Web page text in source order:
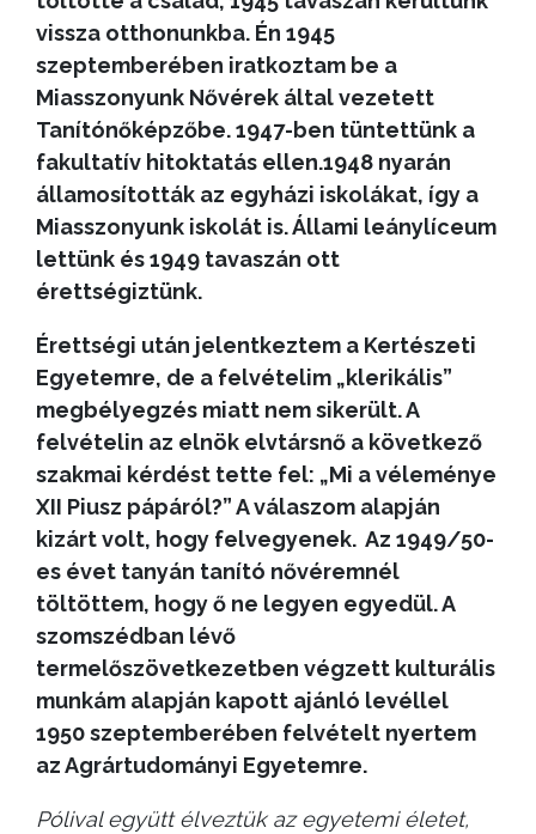
vissza otthonunkba. Én 1945
szeptemberében iratkoztam be a
Miasszonyunk Nővérek által vezetett
Tanítónőképzőbe. 1947-ben tüntettünk a
fakultatív hitoktatás ellen.1948 nyarán
államosították az egyházi iskolákat, így a
Miasszonyunk iskolát is. Állami leánylíceum
lettünk és 1949 tavaszán ott
érettségiztünk.
Érettségi után jelentkeztem a Kertészeti
Egyetemre, de a felvételim „klerikális”
megbélyegzés miatt nem sikerült. A
felvételin az elnök elvtársnő a következő
szakmai kérdést tette fel: „Mi a véleménye
XII Piusz pápáról?” A válaszom alapján
kizárt volt, hogy felvegyenek. Az 1949/50-
es évet tanyán tanító nővéremnél
töltöttem, hogy ő ne legyen egyedül. A
szomszédban lévő
termelőszövetkezetben végzett kulturális
munkám alapján kapott ajánló levéllel
1950 szeptemberében felvételt nyertem
az Agrártudományi Egyetemre.
Pólival együtt élveztük az egyetemi életet,